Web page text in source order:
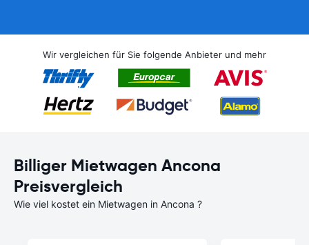
Wir vergleichen für Sie folgende Anbieter und mehr
Billiger Mietwagen Ancona
Preisvergleich
Wie viel kostet ein Mietwagen in Ancona ?